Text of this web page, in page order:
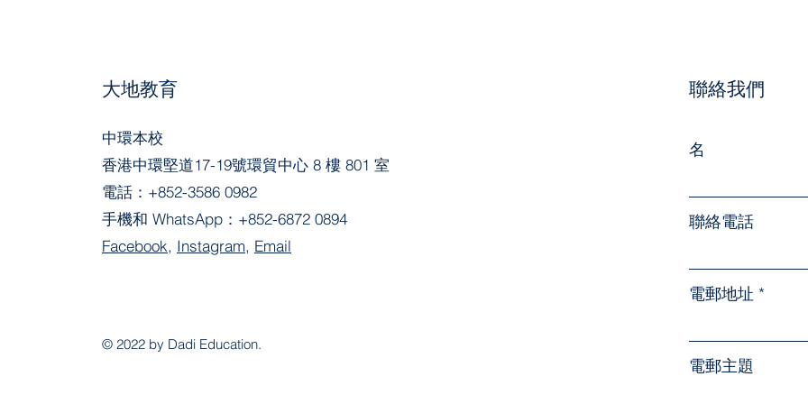
大地教育
中環本校
香港中環堅道17-19號環貿中心 8 樓 801 室
電話： +852-3586 0982
手機和 WhatsApp： +852-6872 0894
Facebook, Instagram, Email
© 2022 by Dadi Education.
聯絡我們
名
聯絡電話
電郵地址
電郵主題